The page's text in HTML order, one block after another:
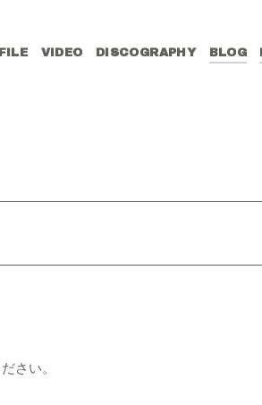
VIDEO DISCOGRAPHY BLOG
さい。